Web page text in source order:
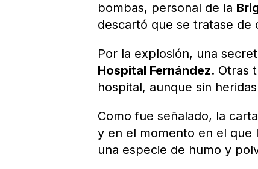
bombas, personal de la
descartó que se tratase de
Por la explosión, una
Hospital Fernández. Otras
hospital, aunque sin
Como fue señalado, la
y en el momento en el que
una especie de humo y